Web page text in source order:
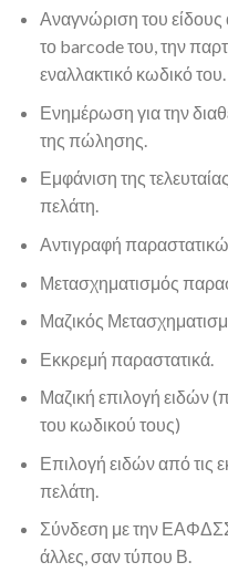
Αναγνώριση του
το barcode του, την
εναλλακτικό κωδικό του.
Ενημέρωση για την
της πώλησης.
Εμφάνιση της
πελάτη.
Αντιγραφή
Μετασχηματισμός
Μαζικός
Εκκρεμή παραστατικά.
Μαζική επιλογή ειδών
του κωδικού τους)
Επιλογή ειδών από τις
πελάτη.
Σύνδεση με την
άλλες, σαν τύπου Β.